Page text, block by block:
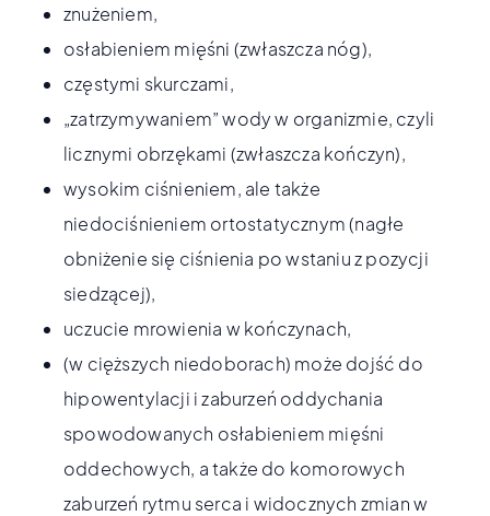
znużeniem,
osłabieniem mięśni (zwłaszcza nóg),
częstymi skurczami,
„zatrzymywaniem” wody w organizmie, czyli
licznymi obrzękami (zwłaszcza kończyn),
wysokim ciśnieniem, ale także
niedociśnieniem ortostatycznym (nagłe
obniżenie się ciśnienia po wstaniu z pozycji
siedzącej),
uczucie mrowienia w kończynach,
(w cięższych niedoborach) może dojść do
hipowentylacji i zaburzeń oddychania
spowodowanych osłabieniem mięśni
oddechowych, a także do komorowych
zaburzeń rytmu serca i widocznych zmian w